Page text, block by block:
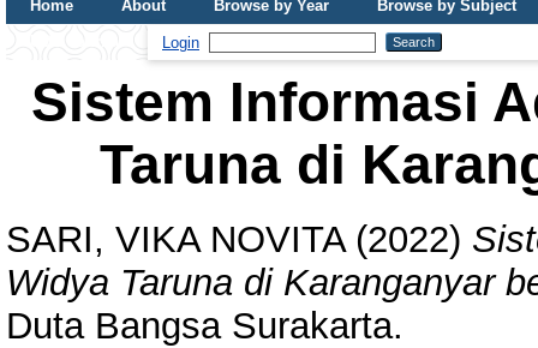
Home About Browse by Year
Browse by Subject
Login
Sistem Informasi
Taruna di
SARI, VIKA NOVITA(2022)
Widya Taruna di Karanganyar
Duta Bangsa Surakarta.